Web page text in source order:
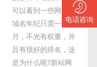
可以看到一些网站，
域名年纪只需一两个
月，不光有权重，并
且有很好的排名，这
是为什么呢?新站网
电话咨询